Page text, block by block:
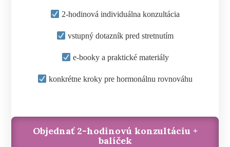
2-hodinová individuálna konzultácia
vstupný dotazník pred stretnutím
e-booky a praktické materiály
konkrétne kroky pre hormonálnu rovnováhu
Objednať 2-hodinovú konzultáciu +
balíček